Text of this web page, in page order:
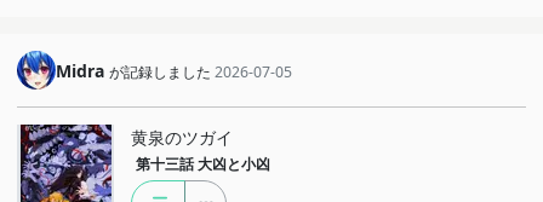
Midra が記録しました 2026-07-05
黄泉のツガイ
第十三話 大凶と小凶